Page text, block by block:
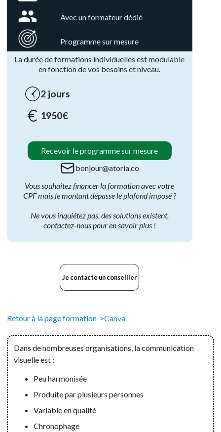
Retour à la page formation >Canva
Dans de nombreuses organisations, la communication
visuelle est :
Peu harmonisée
Produite par plusieurs personnes
Variable en qualité
Chronophage
Avec un formateur dédié
Programme sur mesure
La durée de formations individuelles est modulable
en fonction de vos besoins et niveau.
2 jours
1950€
Recevoir le programme sur mesure
bonjour@atoria.co
Vous souhaitez financer la formation avec votre
CPF mais le montant dépasse le plafond imposé ?
Ne vous inquiétez pas, des solutions existent,
contactez-nous pour en savoir plus !
Je contacte un conseiller